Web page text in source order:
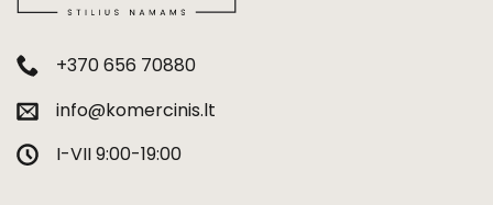
+370 656 70880
info@komercinis.lt
I-VII 9:00-19:00